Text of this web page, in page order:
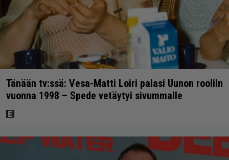
Tänään tv:ssä: Vesa-Matti Loiri palasi Uunon rooliin
vuonna 1998 – Spede vetäytyi sivummalle